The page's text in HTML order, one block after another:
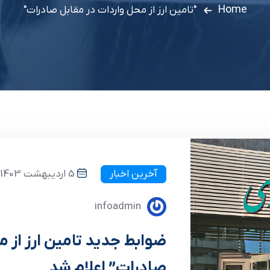
Home "تامین ارز از محل واردات در مقابل صادرات"
آخرین اخبار 5 اردیبهشت 1403
infoadmin
ضوابط جدید تامین ارز